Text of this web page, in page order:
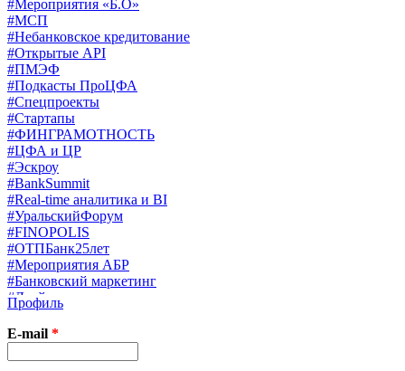
#Мероприятия «Б.О»
#МСП
#Небанковское кредитование
#Открытые API
#ПМЭФ
#Подкасты ПроЦФА
#Спецпроекты
#Стартапы
#ФИНГРАМОТНОСТЬ
#ЦФА и ЦР
#Эскроу
#BankSummit
#Real-time аналитика и BI
#УральскийФорум
#FINOPOLIS
#ОТПБанк25лет
#Мероприятия АБР
#Банковский маркетинг
#Драйверы страхования
#Финконгресс ЦБ
#PB&WM
#UX/CX
#Экосистемы
Профиль
E-mail *